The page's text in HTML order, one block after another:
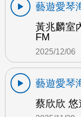
藝遊愛琴
黃兆麟室
FM
2025/12/06
藝遊愛琴
蔡欣欣 悠